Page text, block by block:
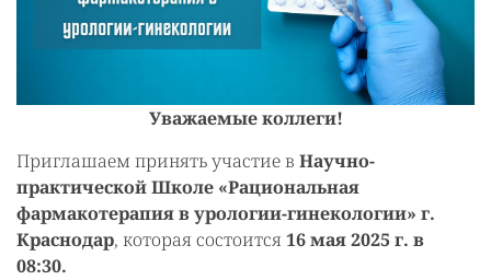
Уважаемые коллеги!
Приглашаем принять участие в Научно-
практической Школе «Рациональная
фармакотерапия в урологии-гинекологии» г.
Краснодар, которая состоится 16 мая 2025 г. в
08:30.